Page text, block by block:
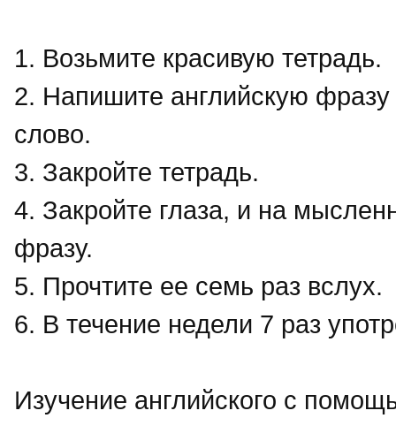
1. Возьмите красивую тетрадь.
2. Напишите английскую
слово.
3. Закройте тетрадь.
4. Закройте глаза, и на
фразу.
5. Прочтите ее семь раз вслух.
6. В течение недели 7 раз
Изучение английского с